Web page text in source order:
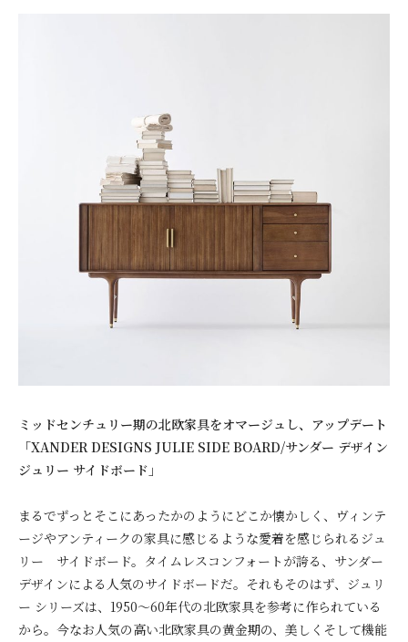
ミッドセンチュリー期の北欧家具をオマージュし、アップデート
「XANDER DESIGNS JULIE SIDE BOARD/サンダー デザイン
ジュリー サイドボード」
まるでずっとそこにあったかのようにどこか懐かしく、ヴィンテ
ージやアンティークの家具に感じるような愛着を感じられるジュ
リー サイドボード。タイムレスコンフォートが誇る、サンダー
デザインによる人気のサイドボードだ。それもそのはず、ジュリ
ー シリーズは、1950〜60年代の北欧家具を参考に作られている
から。今なお人気の高い北欧家具の黄金期の、美しくそして機能